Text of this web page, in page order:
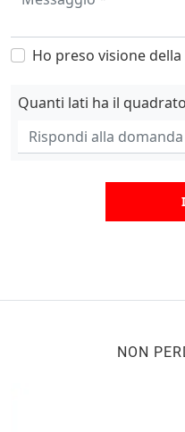
Ho preso visione della
Quanti lati ha il
NON